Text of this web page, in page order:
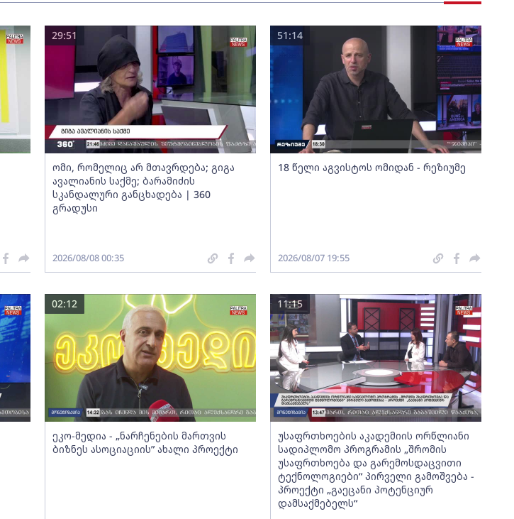
ომი, რომელიც არ მთავრდება; გიგა
ავალიანის საქმე; ბარამიძის
სკანდალური განცხადება | 360
გრადუსი
29:51
2026/08/08 00:35
18 წელი აგვისტოს ომიდან - რეზიუმე
51:14
2026/08/07 19:55
ეკო-მედია - „ნარჩენების მართვის
ბიზნეს ასოციაციის” ახალი პროექტი
02:12
უსაფრთხოების აკადემიის ორწლიანი
სადიპლომო პროგრამის „შრომის
უსაფრთხოება და გარემოსდაცვითი
ტექნოლოგიები“ პირველი გამოშვება -
პროექტი „გაეცანი პოტენციურ
დამსაქმებელს“
11:15